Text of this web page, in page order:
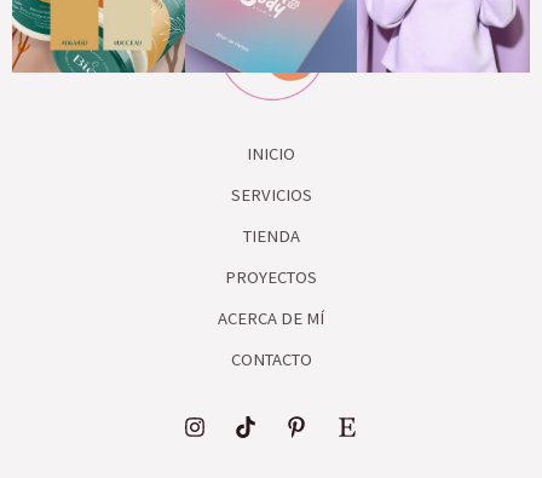
INICIO
SERVICIOS
TIENDA
PROYECTOS
ACERCA DE MÍ
CONTACTO